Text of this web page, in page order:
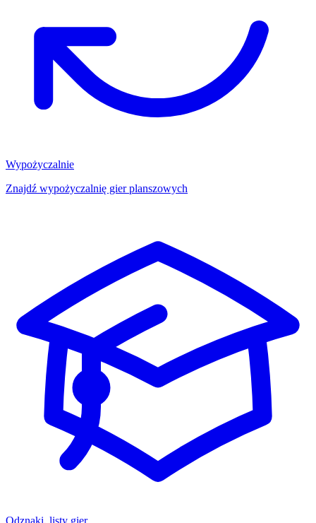
Wypożyczalnie
Znajdź wypożyczalnię gier planszowych
Odznaki, listy gier